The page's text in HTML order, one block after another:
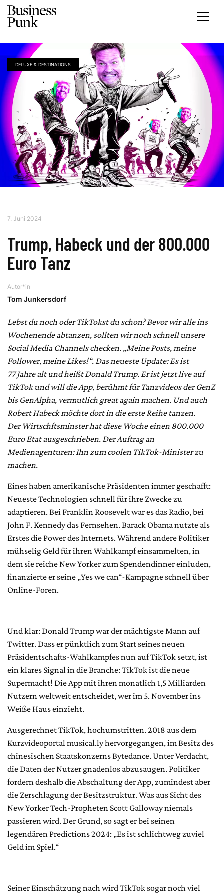
DELUXE & DESTINATIONS
7. Juni 2024
Trump, Habeck und der 800.000
Euro Tanz
Autor*in
Tom Junkersdorf
Lebst du noch oder TikTokst du schon? Bevor wir alle ins
Wochenende abtanzen, sollten wir noch schnell unsere
Social Media Channels checken. „Meine Posts, meine
Follower, meine Likes!“. Das neueste Update: Es ist
77 Jahre alt und heißt Donald Trump. Er ist jetzt live auf
TikTok und will die App, berühmt für Tanzvideos der GenZ
bis GenAlpha, vermutlich great again machen. Und auch
Robert Habeck möchte dort in die erste Reihe tanzen.
Der Wirtschftsminster hat diese Woche einen 800.000
Euro Etat ausgeschrieben. Der Auftrag an
Medienagenturen: Ihn zum coolen TikTok-Minister zu
machen.
Eines haben amerikanische Präsidenten immer geschafft:
Neueste Technologien schnell für ihre Zwecke zu
adaptieren. Bei Franklin Roosevelt war es das Radio, bei
John F. Kennedy das Fernsehen. Barack Obama nutzte als
Erstes die Power des Internets. Während andere Politiker
mühselig Geld für ihren Wahlkampf einsammelten, in
dem sie reiche New Yorker zum Spendendinner einluden,
finanzierte er seine „Yes we can“-Kampagne schnell über
Online-Foren.
Und klar: Donald Trump war der mächtigste Mann auf
Twitter. Dass er pünktlich zum Start seines neuen
Präsidentschafts-Wahlkampfes nun auf TikTok setzt, ist
ein klares Signal in die Branche: TikTok ist die neue
Supermacht! Die App mit ihren monatlich 1,5 Milliarden
Nutzern weltweit entscheidet, wer im 5. November ins
Weiße Haus einzieht.
Ausgerechnet TikTok, hochumstritten. 2018 aus dem
Kurzvideoportal musical.ly hervorgegangen, im Besitz des
chinesischen Staatskonzerns Bytedance. Unter Verdacht,
die Daten der Nutzer gnadenlos abzusaugen. Politiker
fordern deshalb die Abschaltung der App, zumindest aber
die Zerschlagung der Besitzstruktur. Was aus Sicht des
New Yorker Tech-Propheten Scott Galloway niemals
passieren wird. Der Grund, so sagt er bei seinen
legendären Predictions 2024: „Es ist schlichtweg zuviel
Geld im Spiel.“
Seiner Einschätzung nach wird TikTok sogar noch viel